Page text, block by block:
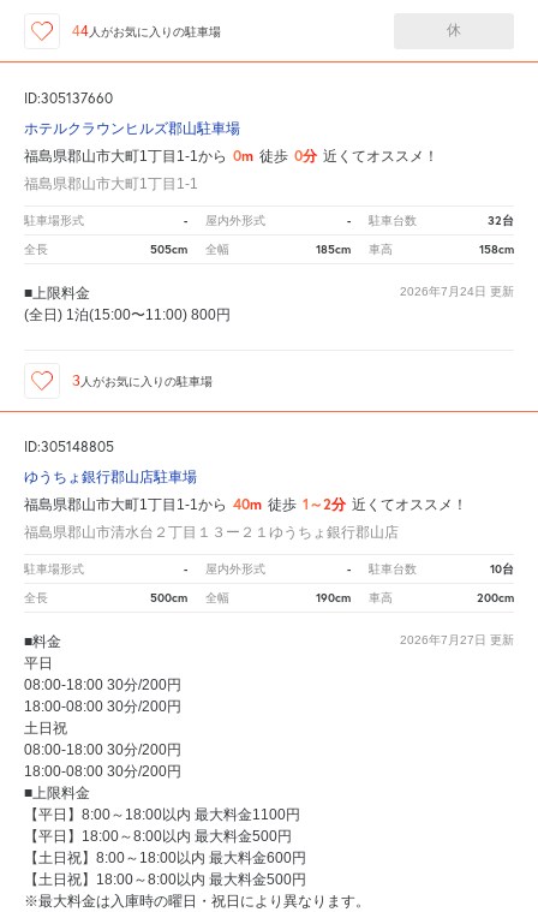
44 人がお気に入りの駐車場 休
ID:305137660
ホテルクラウンヒルズ郡山駐車場
福島県郡山市大町1丁目1-1から 0m 徒歩 0分 近くてオススメ！
福島県郡山市大町1丁目1-1
駐車場形式 - 屋内外形式 - 駐車台数 32台
全長 505cm 全幅 185cm 車高 158cm
2026年7月24日 更新
■上限料金
(全日) 1泊(15:00〜11:00) 800円
3 人がお気に入りの駐車場
ID:305148805
ゆうちょ銀行郡山店駐車場
福島県郡山市大町1丁目1-1から 40m 徒歩 1～2分 近くてオススメ！
福島県郡山市清水台２丁目１３ー２１ゆうちょ銀行郡山店
駐車場形式 - 屋内外形式 - 駐車台数 10台
全長 500cm 全幅 190cm 車高 200cm
2026年7月27日 更新
■料金
平日
08:00-18:00 30分/200円
18:00-08:00 30分/200円
土日祝
08:00-18:00 30分/200円
18:00-08:00 30分/200円
■上限料金
【平日】8:00～18:00以内 最大料金1100円
【平日】18:00～8:00以内 最大料金500円
【土日祝】8:00～18:00以内 最大料金600円
【土日祝】18:00～8:00以内 最大料金500円
※最大料金は入庫時の曜日・祝日により異なります。